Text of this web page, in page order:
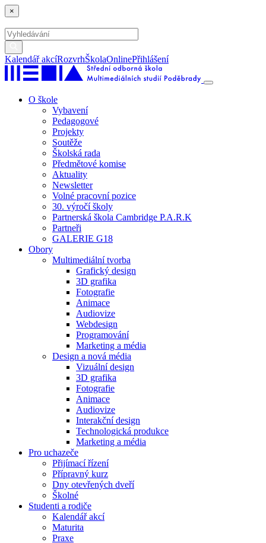
×
Kalendář akcíRozvrhŠkolaOnlinePřihlášení
O škole
Vybavení
Pedagogové
Projekty
Soutěže
Školská rada
Předmětové komise
Aktuality
Newsletter
Volné pracovní pozice
30. výročí školy
Partnerská škola Cambridge P.A.R.K
Partneři
GALERIE G18
Obory
Multimediální tvorba
Grafický design
3D grafika
Fotografie
Animace
Audiovize
Webdesign
Programování
Marketing a média
Design a nová média
Vizuální design
3D grafika
Fotografie
Animace
Audiovize
Interakční design
Technologická produkce
Marketing a média
Pro uchazeče
Přijímací řízení
Přípravný kurz
Dny otevřených dveří
Školné
Studenti a rodiče
Kalendář akcí
Maturita
Praxe